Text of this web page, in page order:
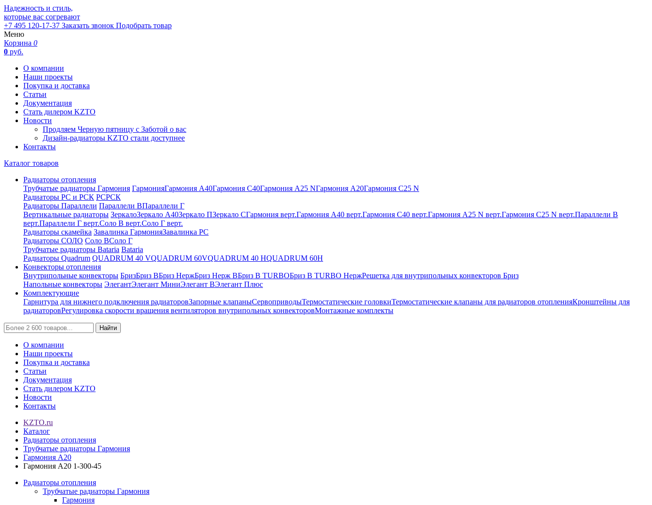
Надежность и стиль,
которые вас согревают
+7 495 120-17-37 Заказать звонок Подобрать товар
Меню
Корзина 0
0 руб.
О компании
Наши проекты
Покупка и доставка
Статьи
Документация
Стать дилером KZTO
Новости
Продляем Черную пятницу с Заботой о вас
Дизайн-радиаторы KZTO стали доступнее
Контакты
Каталог товаров
Радиаторы отопления
Трубчатые радиаторы Гармония ГармонияГармония А40Гармония С40Гармония А25 NГармония А20Гармония С25 N
Радиаторы РС и РСК РСРСК
Радиаторы Параллели Параллели ВПараллели Г
Вертикальные радиаторы ЗеркалоЗеркало А40Зеркало ПЗеркало СГармония верт.Гармония А40 верт.Гармония С40 верт.Гармония А25 N верт.Гармония С25 N верт.Параллели В
верт.Параллели Г верт.Соло В верт.Соло Г верт.
Радиаторы скамейка Завалинка ГармонияЗавалинка РС
Радиаторы СОЛО Соло ВСоло Г
Трубчатые радиаторы Bataria Bataria
Радиаторы Quadrum QUADRUM 40 VQUADRUM 60VQUADRUM 40 HQUADRUM 60H
Конвекторы отопления
Внутрипольные конвекторы БризБриз ВБриз НержБриз Нерж ВБриз В TURBOБриз В TURBO НержРешетка для внутрипольных конвекторов Бриз
Напольные конвекторы ЭлегантЭлегант МиниЭлегант ВЭлегант Плюс
Комплектующие
Гарнитура для нижнего подключения радиаторовЗапорные клапаныСервоприводыТермостатические головкиТермостатические клапаны для радиаторов отопленияКронштейны для
радиаторовРегулировка скорости вращения вентиляторов внутрипольных конвекторовМонтажные комплекты
Найти
О компании
Наши проекты
Покупка и доставка
Статьи
Документация
Стать дилером KZTO
Новости
Контакты
KZTO.ru
Каталог
Радиаторы отопления
Трубчатые радиаторы Гармония
Гармония А20
Гармония А20 1-300-45
Радиаторы отопления
Трубчатые радиаторы Гармония
Гармония